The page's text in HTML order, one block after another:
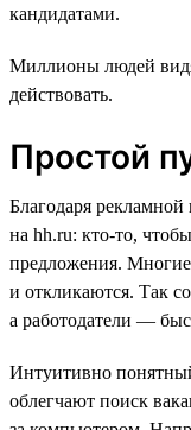
кандидатами.
Миллионы людей
действовать.
Простой
Благодаря
на hh.ru: кто-то,
предложения. Многие
и откликаются. Так
а работодатели —
Интуитивно
облегчают поиск